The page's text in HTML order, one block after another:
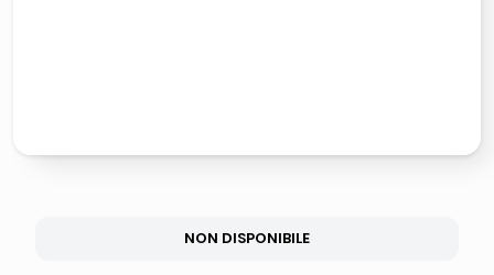
NON DISPONIBILE